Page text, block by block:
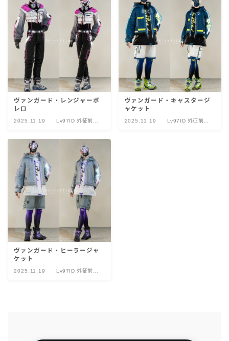
ヴァンガード・レンジャーボ
レロ
2025.11.19
Lv97ID 外征前哨
ヴァンガード・キャスタージ
ャケット
2025.11.19
Lv97ID 外征前哨
ヴァンガード・ヒーラージャ
ケット
2025.11.19
Lv97ID 外征前哨